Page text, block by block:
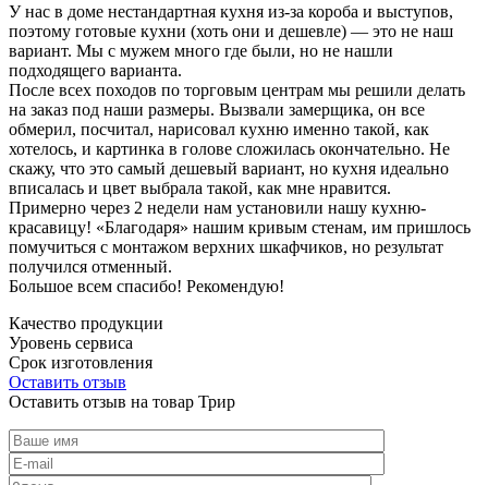
У нас в доме нестандартная кухня из-за короба и выступов,
поэтому готовые кухни (хоть они и дешевле) — это не наш
вариант. Мы с мужем много где были, но не нашли
подходящего варианта.
После всех походов по торговым центрам мы решили делать
на заказ под наши размеры. Вызвали замерщика, он все
обмерил, посчитал, нарисовал кухню именно такой, как
хотелось, и картинка в голове сложилась окончательно. Не
скажу, что это самый дешевый вариант, но кухня идеально
вписалась и цвет выбрала такой, как мне нравится.
Примерно через 2 недели нам установили нашу кухню-
красавицу! «Благодаря» нашим кривым стенам, им пришлось
помучиться с монтажом верхних шкафчиков, но результат
получился отменный.
Большое всем спасибо! Рекомендую!
Качество продукции
Уровень сервиса
Срок изготовления
Оставить отзыв
Оставить отзыв на товар Трир